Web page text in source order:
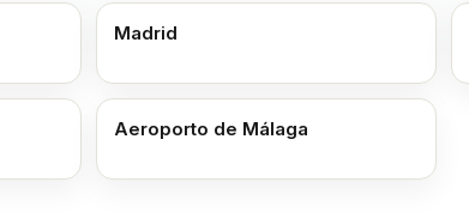
Madrid
Aeroporto de Málaga